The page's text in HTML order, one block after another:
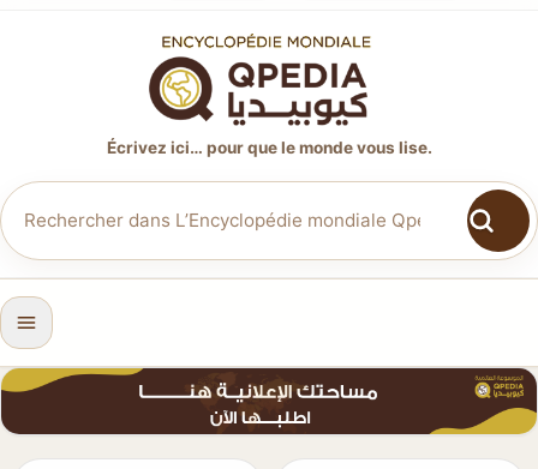
Écrivez ici… pour que le monde vous lise.